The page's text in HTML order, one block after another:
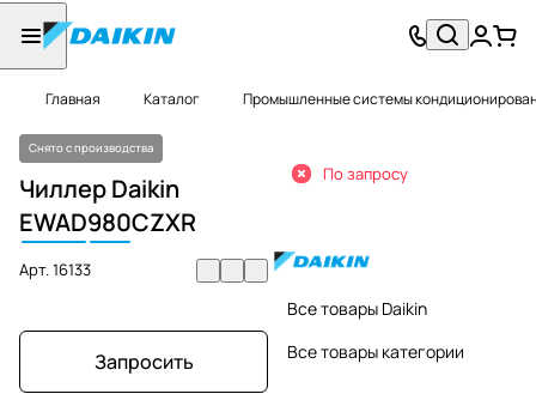
Главная Каталог Промышленные системы
Снято с производства
Чиллер Daikin
EWAD980CZXR
Арт.16133
Запросить
По запросу
Все товары Daikin
Все товары категории